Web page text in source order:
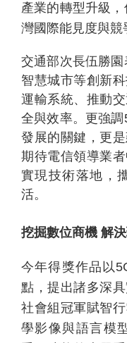
產業的轉型升級，
灣國際能見度與競
交通部次長伍勝
智慧城市等創新
運輸系統、推動
全與效率。更強調
發展的關鍵，更
期待電信領導業
實現技術落地，
活。
挖掘數位商機 解
今年得獎作品以
點，提出諸多深
社會組冠軍賦智
學影像與語言模